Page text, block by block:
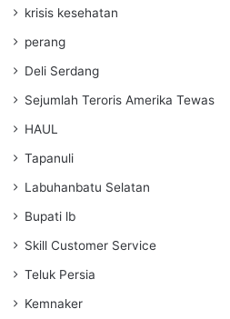
krisis kesehatan
perang
Deli Serdang
Sejumlah Teroris Amerika Tewas
HAUL
Tapanuli
Labuhanbatu Selatan
Bupati lb
Skill Customer Service
Teluk Persia
Kemnaker